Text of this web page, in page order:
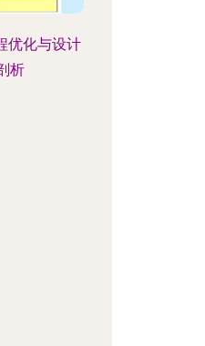
优化与设计
析